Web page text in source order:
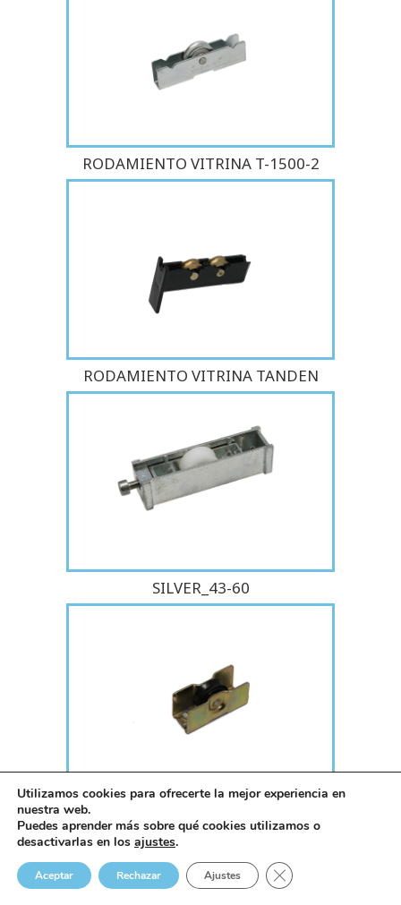
RODAMIENTO VITRINA T-1500-2
RODAMIENTO VITRINA TANDEN
SILVER_43-60
RUEDA 7180 FIJA HIERRO
Utilizamos cookies para ofrecerte la mejor experiencia en
nuestra web.
Puedes aprender más sobre qué cookies utilizamos o
desactivarlas en los ajustes.
Aceptar Rechazar Ajustes Cerrar el banner de